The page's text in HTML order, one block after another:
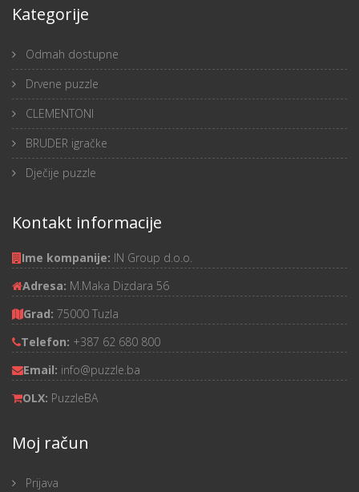
Kategorije
Odmah dostupne
Drvene puzzle
CLEMENTONI
BRUDER igračke
Dječije puzzle
Kontakt informacije
Ime kompanije: IN Group d.o.o.
Adresa: M.Maka Dizdara 56
Grad: 75000 Tuzla
Telefon: +387 62 680 800
Email: info@puzzle.ba
OLX: PuzzleBA
Moj račun
Prijava